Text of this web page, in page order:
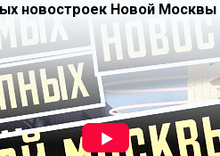
института авиационного
Купить квартиру на первичном
недвижимость» ;
последних точечных
на ул. Душинская, 16: 21-
бизнес-класса, расположенное
сада 1937 года постройки. В
от 46 до 136 кв. м. Застройщик –
ОАО «Российские
и проектировщик –ООО
масштабный проект среди
новостроек Новой Москвы